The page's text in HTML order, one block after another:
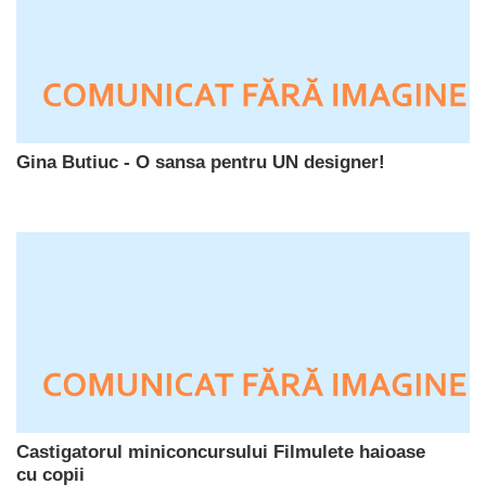
Gina Butiuc - O sansa pentru UN designer!
Castigatorul miniconcursului Filmulete haioase
cu copii